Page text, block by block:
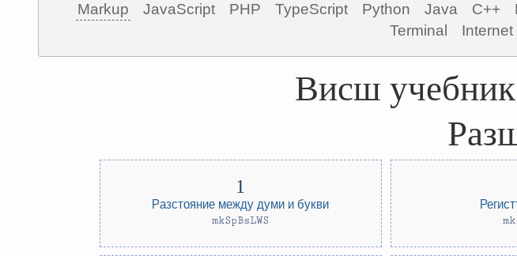
Markup JavaScript PHP TypeScript Python Java C++
Terminal
Internet
Висш
Разстояние между думи и букви
mkSpBsLWS